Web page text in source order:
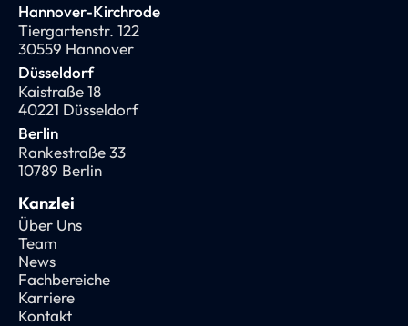
Hannover-Kirchrode
Tiergartenstr. 122
30559 Hannover
Düsseldorf
Kaistraße 18
40221 Düsseldorf
Berlin
Rankestraße 33
10789 Berlin
Kanzlei
Über Uns
Team
News
Fachbereiche
Karriere
Kontakt